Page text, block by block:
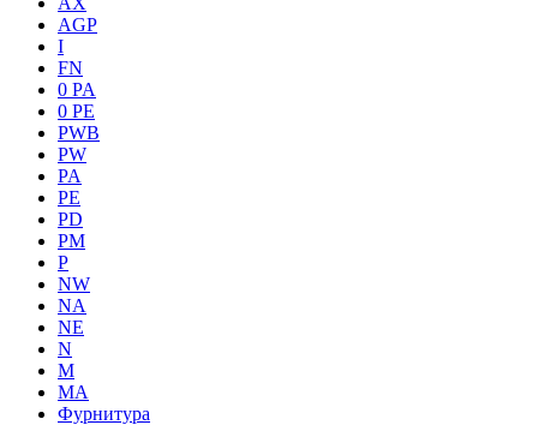
AGP
I
FN
0 PA
0 PE
PWB
PW
PA
PE
PD
PM
P
NW
NA
NE
N
M
MA
Фурнитура